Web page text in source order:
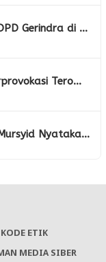
Gerindra di …
Tero…
Nyataka…
KODE ETIK
MEDIA SIBER